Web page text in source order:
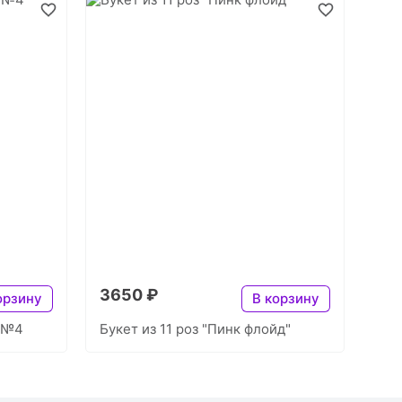
№4
Букет из 11 роз "Пинк флойд"
3650 ₽ В корзину